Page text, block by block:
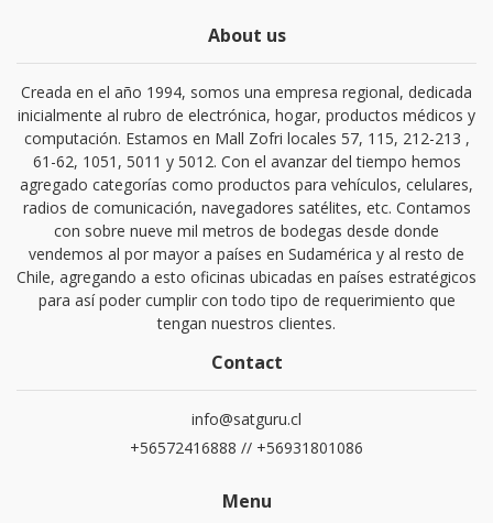
About us
Creada en el año 1994, somos una empresa regional, dedicada
inicialmente al rubro de electrónica, hogar, productos médicos y
computación. Estamos en Mall Zofri locales 57, 115, 212-213 ,
61-62, 1051, 5011 y 5012. Con el avanzar del tiempo hemos
agregado categorías como productos para vehículos, celulares,
radios de comunicación, navegadores satélites, etc. Contamos
con sobre nueve mil metros de bodegas desde donde
vendemos al por mayor a países en Sudamérica y al resto de
Chile, agregando a esto oficinas ubicadas en países estratégicos
para así poder cumplir con todo tipo de requerimiento que
tengan nuestros clientes.
Contact
info@satguru.cl
+56572416888 // +56931801086
Menu